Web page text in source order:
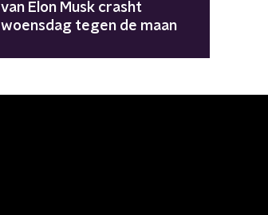
van Elon Musk crasht
woensdag tegen de maan